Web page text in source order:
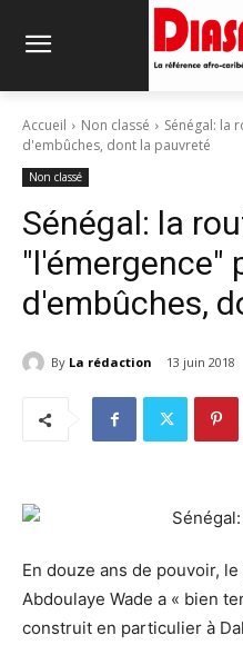
Accueil Non classé
Sénégal: la
d'embûches, dont la pauvreté
Non classé
Sénégal: la
"l'émergence"
d'embûches,
By La rédaction 13 juin 2018
En douze ans de pouvoir,
Abdoulaye Wade a « bien
construit en particulier à